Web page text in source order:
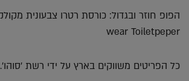
wear Toiletpeper
כל הפריטים משווקים בארץ על ידי רשת 'סוהו'.